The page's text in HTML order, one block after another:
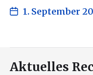
1. September
Aktuelles